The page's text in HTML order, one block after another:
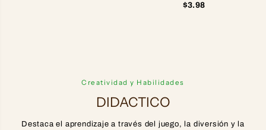
$3.98
Creatividad y Habilidades
DIDACTICO
Destaca el aprendizaje a través del juego, la diversión y la